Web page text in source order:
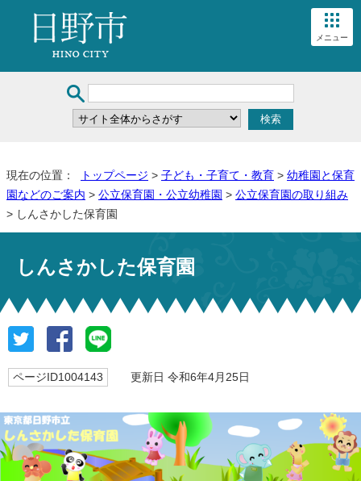
メニュー
現在の位置： トップページ > 子ども・子育て・教育 > 幼稚園と保育
園などのご案内 > 公立保育園・公立幼稚園 > 公立保育園の取り組み
> しんさかした保育園
しんさかした保育園
ページID1004143 更新日 令和6年4月25日